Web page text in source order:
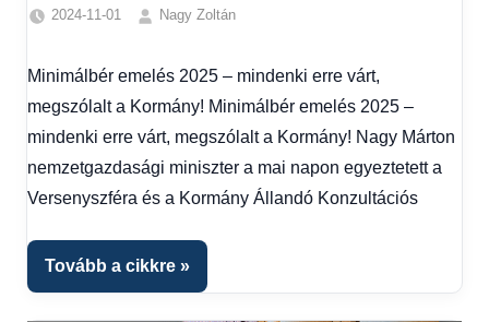
2024-11-01
Nagy Zoltán
hírek,
Gazdaság ,
Hírek,
Hírek
kézből,
Minimálbér emelés 2025 – mindenki erre várt,
megszólalt a Kormány! Minimálbér emelés 2025 –
mindenki erre várt, megszólalt a Kormány! Nagy Márton
nemzetgazdasági miniszter a mai napon egyeztetett a
Versenyszféra és a Kormány Állandó Konzultációs
Tovább a cikkre